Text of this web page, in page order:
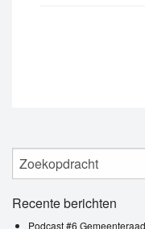
Recente berichten
Podcast #6